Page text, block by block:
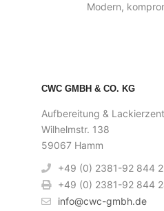
Modern,
CWC GMBH & CO. KG
Aufbereitung &
Wilhelmstr. 138
59067 Hamm
+49 (0) 2381-92 844
+49 (0) 2381-92 844
info@cwc-gmbh.de